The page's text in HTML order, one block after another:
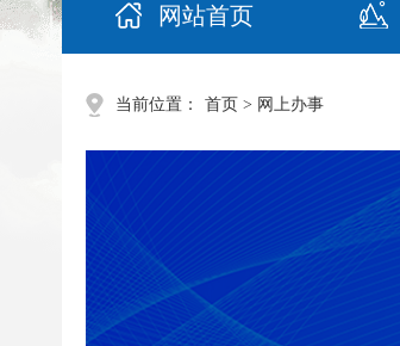
网站首页
当前位置： 首页 > 网上办事